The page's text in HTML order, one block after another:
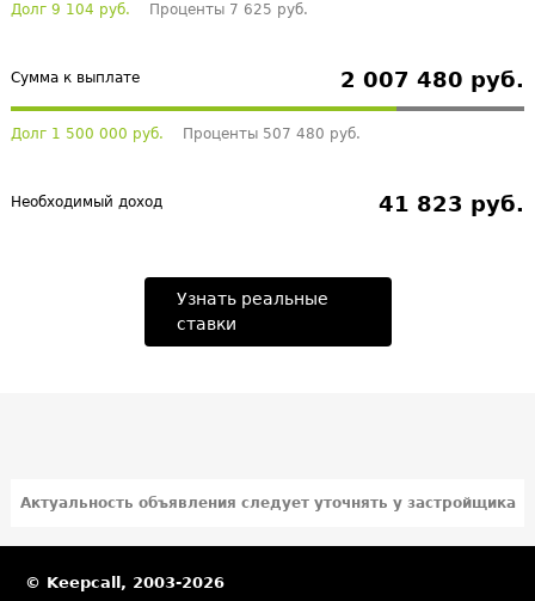
Долг 9 104 руб. Проценты 7 625 руб.
Сумма к выплате 2 007 480 руб.
Долг 1 500 000 руб. Проценты 507 480 руб.
Необходимый доход 41 823 руб.
Узнать реальные
ставки
Актуальность объявления следует уточнять у застройщика
© Keepcall, 2003-2026